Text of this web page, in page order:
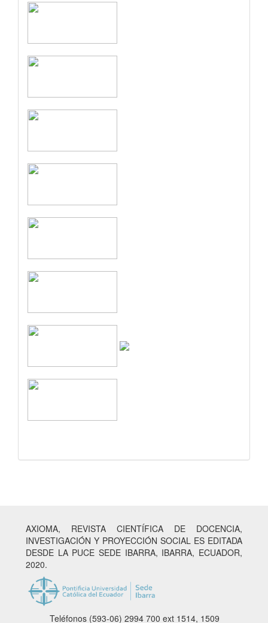
AXIOMA, REVISTA CIENTÍFICA DE DOCENCIA,
INVESTIGACIÓN Y PROYECCIÓN SOCIAL ES EDITADA
DESDE LA PUCE SEDE IBARRA, IBARRA, ECUADOR,
2020.
Teléfonos (593-06) 2994 700 ext 1514, 1509